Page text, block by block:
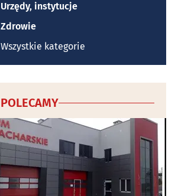
Urzędy, instytucje
Zdrowie
Wszystkie kategorie
POLECAMY